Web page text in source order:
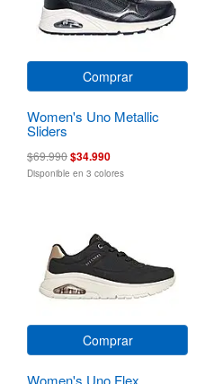
Comprar
Women's Uno Metallic
Sliders
$69.990$34.990
Disponible en 3 colores
Comprar
Women's Uno Flex